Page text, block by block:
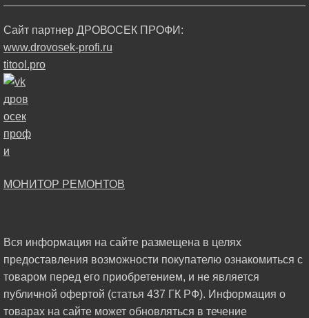
Сайт партнер ДРОВОСЕК ПРОФИ:
www.drovosek-profi.ru
titool.pro
МОНИТОР РЕМОНТОВ
Вся информация на сайте размещена в целях
предоставления возможности покупателю ознакомиться с
товаром перед его приобретением, и не является
публичной офертой (статья 437 ГК РФ). Информация о
товарах на сайте может обновляться в течение